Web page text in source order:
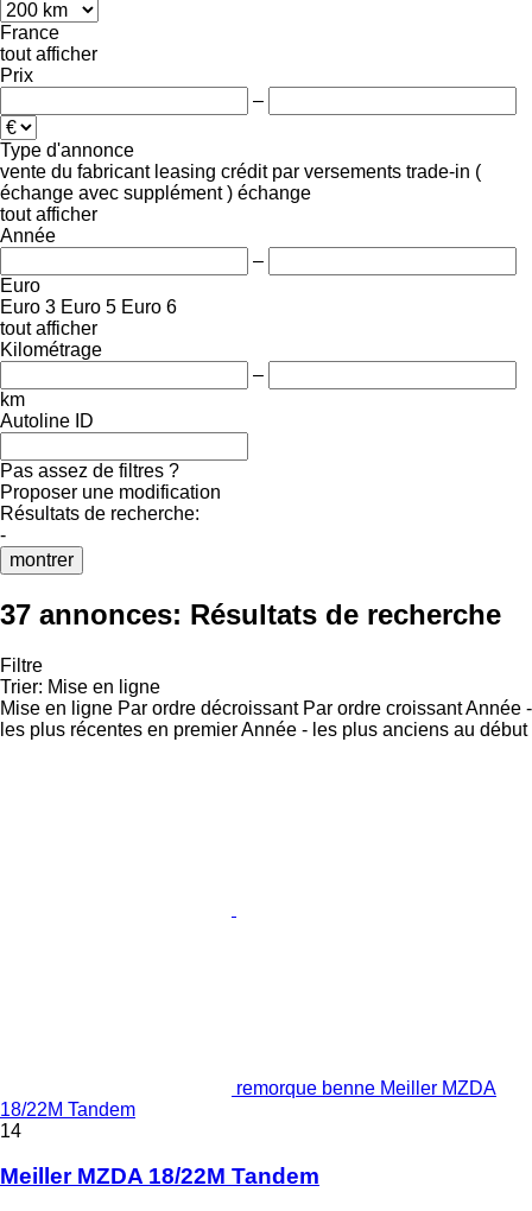
France
tout afficher
Prix
–
Type d'annonce
vente du fabricant leasing crédit par versements trade-in (
échange avec supplément ) échange
tout afficher
Année
–
Euro
Euro 3 Euro 5 Euro 6
tout afficher
Kilométrage
–
km
Autoline ID
Pas assez de filtres ?
Proposer une modification
Résultats de recherche:
-
montrer
37 annonces: Résultats de recherche
Filtre
Trier: Mise en ligne
Mise en ligne Par ordre décroissant Par ordre croissantAnnée -
les plus récentes en premierAnnée - les plus anciens au début
remorque benne Meiller MZDA
18/22M Tandem
14
Meiller MZDA 18/22M Tandem